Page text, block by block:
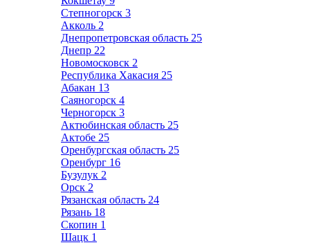
Степногорск 3
Акколь 2
Днепропетровская область 25
Днепр 22
Новомосковск 2
Республика Хакасия 25
Абакан 13
Саяногорск 4
Черногорск 3
Актюбинская область 25
Актобе 25
Оренбургская область 25
Оренбург 16
Бузулук 2
Орск 2
Рязанская область 24
Рязань 18
Скопин 1
Шацк 1